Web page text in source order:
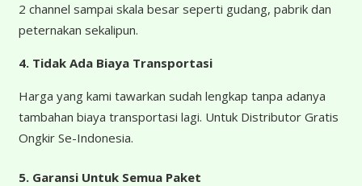
2 channel sampai skala besar seperti gudang, pabrik dan
peternakan sekalipun.
4. Tidak Ada Biaya Transportasi
Harga yang kami tawarkan sudah lengkap tanpa adanya
tambahan biaya transportasi lagi. Untuk Distributor Gratis
Ongkir Se-Indonesia.
5. Garansi Untuk Semua Paket